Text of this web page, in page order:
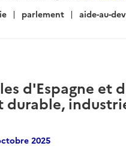
parlement aide-au-
d'Espagne et
durable,
2025